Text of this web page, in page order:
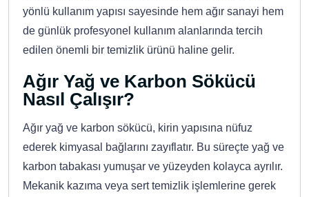
yönlü kullanım yapısı sayesinde hem ağır sanayi hem
de günlük profesyonel kullanım alanlarında tercih
edilen önemli bir temizlik ürünü haline gelir.
Ağır Yağ ve Karbon Sökücü
Nasıl Çalışır?
Ağır yağ ve karbon sökücü, kirin yapısına nüfuz
ederek kimyasal bağlarını zayıflatır. Bu süreçte yağ ve
karbon tabakası yumuşar ve yüzeyden kolayca ayrılır.
Mekanik kazıma veya sert temizlik işlemlerine gerek